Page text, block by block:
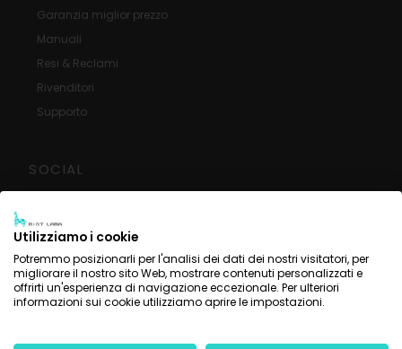
Garanzia miglior prezzo
Manuali
Resi & Reclami
Rivenditori
Supporto
SOCIAL
Facebook
Instagram
YouTube
Utilizziamo i cookie
Potremmo posizionarli per l'analisi dei dati dei nostri visitatori, per
migliorare il nostro sito Web, mostrare contenuti personalizzati e
offrirti un'esperienza di navigazione eccezionale. Per ulteriori
informazioni sui cookie utilizziamo aprire le impostazioni.